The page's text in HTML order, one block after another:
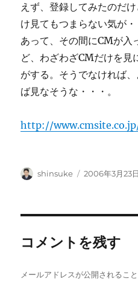
えず、登録してみたのだ
け見てもつまらない気が
あって、その間にCMが入
ど、わざわざCMだけを見
がする。そうでなければ
ば見なそうな・・・。
http://
投
shinsuke
投
2006年3月23日
コメントを残す
メールアドレスが公開されること